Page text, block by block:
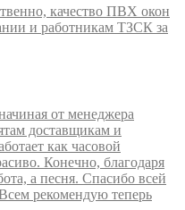
качество ПВХ окон
и работникам ТЗСК за
от менеджера
доставщикам и
как часовой
Конечно, благодаря
а песня. Спасибо всей
рекомендую теперь